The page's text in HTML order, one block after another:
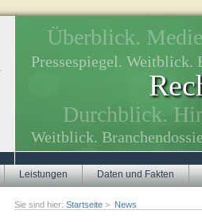
Leistungen Daten und Fakten
Sie sind hier: Startseite > News
Überblick.
Pressespiegel. Weitblick.
Durchblick.
Weitblick.